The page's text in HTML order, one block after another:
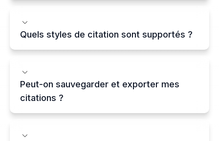
Quels styles de citation sont supportés ?
Peut-on sauvegarder et exporter mes
citations ?